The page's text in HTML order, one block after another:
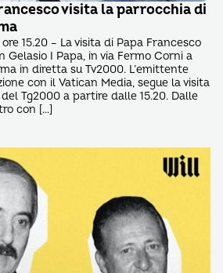
visita la parrocchia di
15.20 – La visita di Papa Francesco
Gelasio I Papa, in via Fermo Corni a
in diretta su Tv2000. L’emittente
con il Vatican Media, segue la visita
Tg2000 a partire dalle 15.20. Dalle
con […]